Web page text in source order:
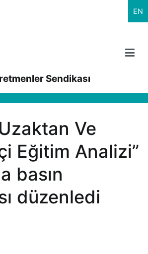
EN
Sendikası
Ve
Eğitim Analizi”
basın
düzenledi